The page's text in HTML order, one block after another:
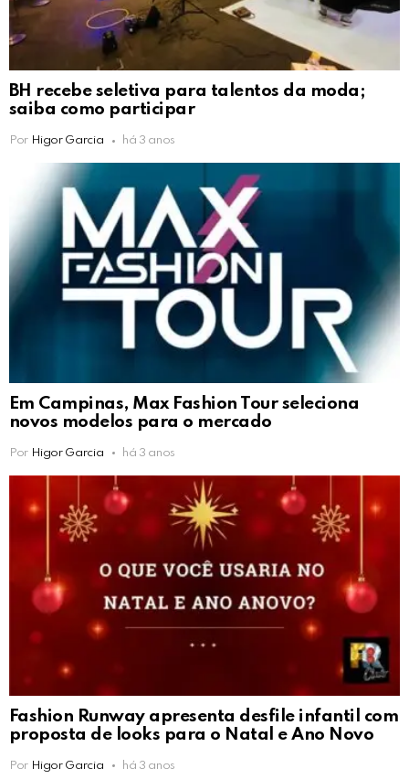
BH recebe seletiva para talentos da moda;
saiba como participar
Por Higor Garcia há 3 anos
Em Campinas, Max Fashion Tour seleciona
novos modelos para o mercado
Por Higor Garcia há 3 anos
Fashion Runway apresenta desfile infantil com
proposta de looks para o Natal e Ano Novo
Por Higor Garcia há 3 anos